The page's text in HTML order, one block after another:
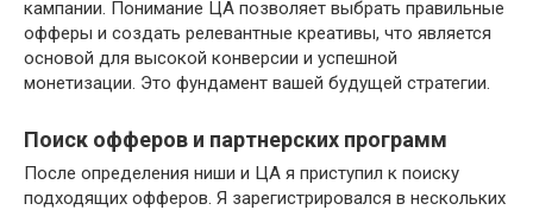
кампании. Понимание ЦА позволяет выбрать правильные
офферы и создать релевантные креативы, что является
основой для высокой конверсии и успешной
монетизации. Это фундамент вашей будущей стратегии.
Поиск офферов и партнерских программ
После определения ниши и ЦА я приступил к поиску
подходящих офферов. Я зарегистрировался в нескольких